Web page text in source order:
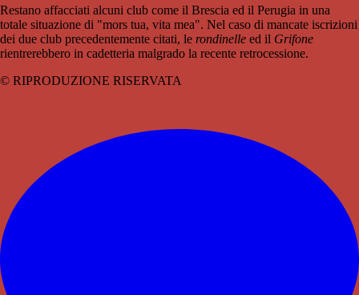
Restano affacciati alcuni club come il Brescia ed il Perugia in una
totale situazione di "mors tua, vita mea". Nel caso di mancate iscrizioni
dei due club precedentemente citati, le rondinelle ed il Grifone
rientrerebbero in cadetteria malgrado la recente retrocessione.
© RIPRODUZIONE RISERVATA